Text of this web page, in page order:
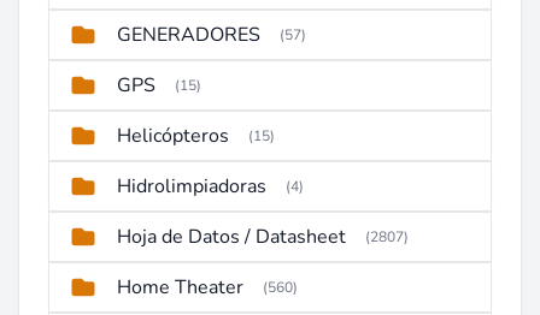
GENERADORES (57)
GPS (15)
Helicópteros (15)
Hidrolimpiadoras (4)
Hoja de Datos / Datasheet (2807)
Home Theater (560)